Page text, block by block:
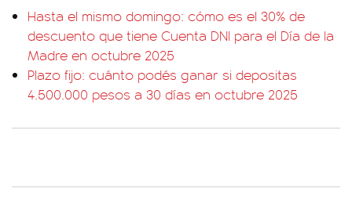
Hasta el mismo domingo: cómo es el 30% de
descuento que tiene Cuenta DNI para el Día de la
Madre en octubre 2025
Plazo fijo: cuánto podés ganar si depositas
4.500.000 pesos a 30 días en octubre 2025